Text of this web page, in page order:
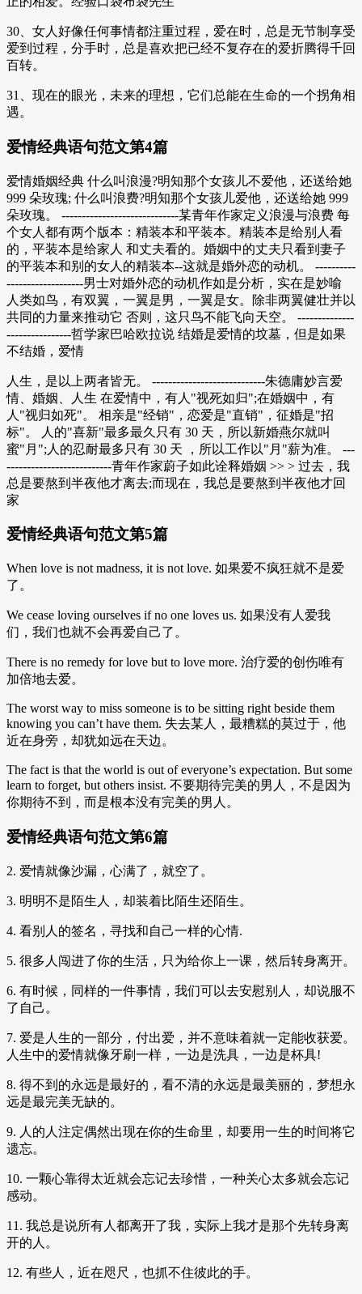
30、女人好像任何事情都注重过程，爱在时，总是无节制享受
爱到过程，分手时，总是喜欢把已经不复存在的爱折腾得千回
百转。
31、现在的眼光，未来的理想，它们总能在生命的一个拐角相
遇。
爱情经典语句范文第4篇
爱情婚姻经典 什么叫浪漫?明知那个女孩儿不爱他，还送给她
999 朵玫瑰; 什么叫浪费?明知那个女孩儿爱他，还送给她 999
朵玫瑰。 -----------------------------某青年作家定义浪漫与浪费 每
个女人都有两个版本：精装本和平装本。精装本是给别人看
的，平装本是给家人 和丈夫看的。婚姻中的丈夫只看到妻子
的平装本和别的女人的精装本--这就是婚外恋的动机。 ----------
-------------------男士对婚外恋的动机作如是分析，实在是妙喻
人类如鸟，有双翼，一翼是男，一翼是女。除非两翼健壮并以
共同的力量来推动它 否则，这只鸟不能飞向天空。 --------------
----------------哲学家巴哈欧拉说 结婚是爱情的坟墓，但是如果
不结婚，爱情
人生，是以上两者皆无。 ----------------------------朱德庸妙言爱
情、婚姻、人生 在爱情中，有人"视死如归";在婚姻中，有
人"视归如死"。 相亲是"经销"，恋爱是"直销"，征婚是"招
标"。 人的"喜新"最多最久只有 30 天，所以新婚燕尔就叫
蜜"月";人的忍耐最多只有 30 天 ，所以工作以"月"薪为准。 ---
--------------------------青年作家蔚子如此诠释婚姻 >> > 过去，我
总是要熬到半夜他才离去;而现在，我总是要熬到半夜他才回
家
爱情经典语句范文第5篇
When love is not madness, it is not love. 如果爱不疯狂就不是爱
了。
We cease loving ourselves if no one loves us. 如果没有人爱我
们，我们也就不会再爱自己了。
There is no remedy for love but to love more. 治疗爱的创伤唯有
加倍地去爱。
The worst way to miss someone is to be sitting right beside them
knowing you can’t have them. 失去某人，最糟糕的莫过于，他
近在身旁，却犹如远在天边。
The fact is that the world is out of everyone’s expectation. But some
learn to forget, but others insist. 不要期待完美的男人，不是因为
你期待不到，而是根本没有完美的男人。
爱情经典语句范文第6篇
2. 爱情就像沙漏，心满了，就空了。
3. 明明不是陌生人，却装着比陌生还陌生。
4. 看别人的签名，寻找和自己一样的心情.
5. 很多人闯进了你的生活，只为给你上一课，然后转身离开。
6. 有时候，同样的一件事情，我们可以去安慰别人，却说服不
了自己。
7. 爱是人生的一部分，付出爱，并不意味着就一定能收获爱。
人生中的爱情就像牙刷一样，一边是洗具，一边是杯具!
8. 得不到的永远是最好的，看不清的永远是最美丽的，梦想永
远是最完美无缺的。
9. 人的人注定偶然出现在你的生命里，却要用一生的时间将它
遗忘。
10. 一颗心靠得太近就会忘记去珍惜，一种关心太多就会忘记
感动。
11. 我总是说所有人都离开了我，实际上我才是那个先转身离
开的人。
12. 有些人，近在咫尺，也抓不住彼此的手。